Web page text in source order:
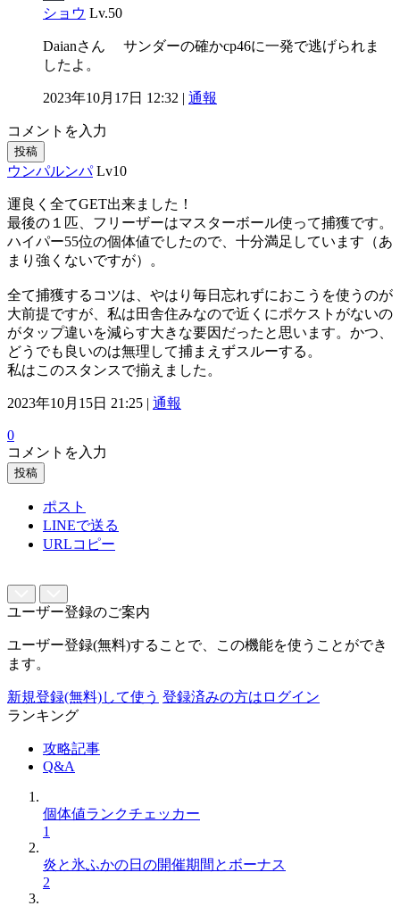
ショウ Lv.50
Daianさん サンダーの確かcp46に一発で逃げられま
したよ。
2023年10月17日 12:32 | 通報
コメントを入力
投稿
ウンパルンパ Lv10
運良く全てGET出来ました！
最後の１匹、フリーザーはマスターボール使って捕獲です。
ハイパー55位の個体値でしたので、十分満足しています（あ
まり強くないですが）。
全て捕獲するコツは、やはり毎日忘れずにおこうを使うのが
大前提ですが、私は田舎住みなので近くにポケストがないの
がタップ違いを減らす大きな要因だったと思います。かつ、
どうでも良いのは無理して捕まえずスルーする。
私はこのスタンスで揃えました。
2023年10月15日 21:25 | 通報
0
コメントを入力
投稿
ポスト
LINEで送る
URLコピー
ユーザー登録のご案内
ユーザー登録(無料)することで、この機能を使うことができ
ます。
新規登録(無料)して使う 登録済みの方はログイン
ランキング
攻略記事
Q&A
個体値ランクチェッカー
1
炎と氷ふかの日の開催期間とボーナス
2